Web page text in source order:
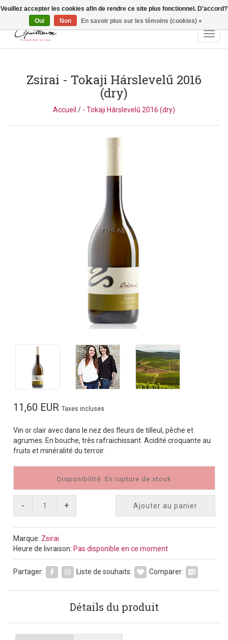
Vragen? Bel ons: +32 (0)13 - 77 11 21 - Winkel: Lochtstraat 2,
3272 Testelt -info@guillaumewijnen.be
Zsirai - Tokaji Hárslevelű 2016
(dry)
Accueil / - Tokaji Hárslevelű 2016 (dry)
11,60 EUR Taxes incluses
Vin or clair avec dans le nez des fleurs de tilleul, pêche et
agrumes. En bouche, très rafraichissant. Acidité croquante au
fruits et minéralité du terroir.
Disponibilité: En rupture de stock
- + Ajouter au panier
Marque: Zsirai
Heure de livraison: Pas disponible en ce moment
Partager: Liste de souhaits: Comparer:
Détails du produit
Veuillez accepter les cookies afin de rendre ce site plus fonctionnel. D'accord?
Oui
Non En savoir plus sur les témoins (cookies) »